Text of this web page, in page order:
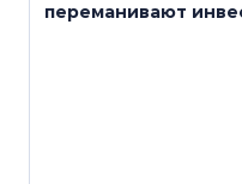
переманивают